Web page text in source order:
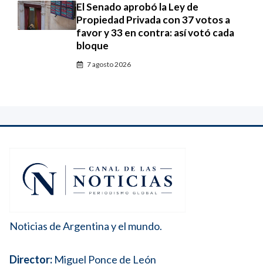
El Senado aprobó la Ley de
Propiedad Privada con 37 votos a
favor y 33 en contra: así votó cada
bloque
7 agosto 2026
Noticias de Argentina y el mundo.
Director: Miguel Ponce de León